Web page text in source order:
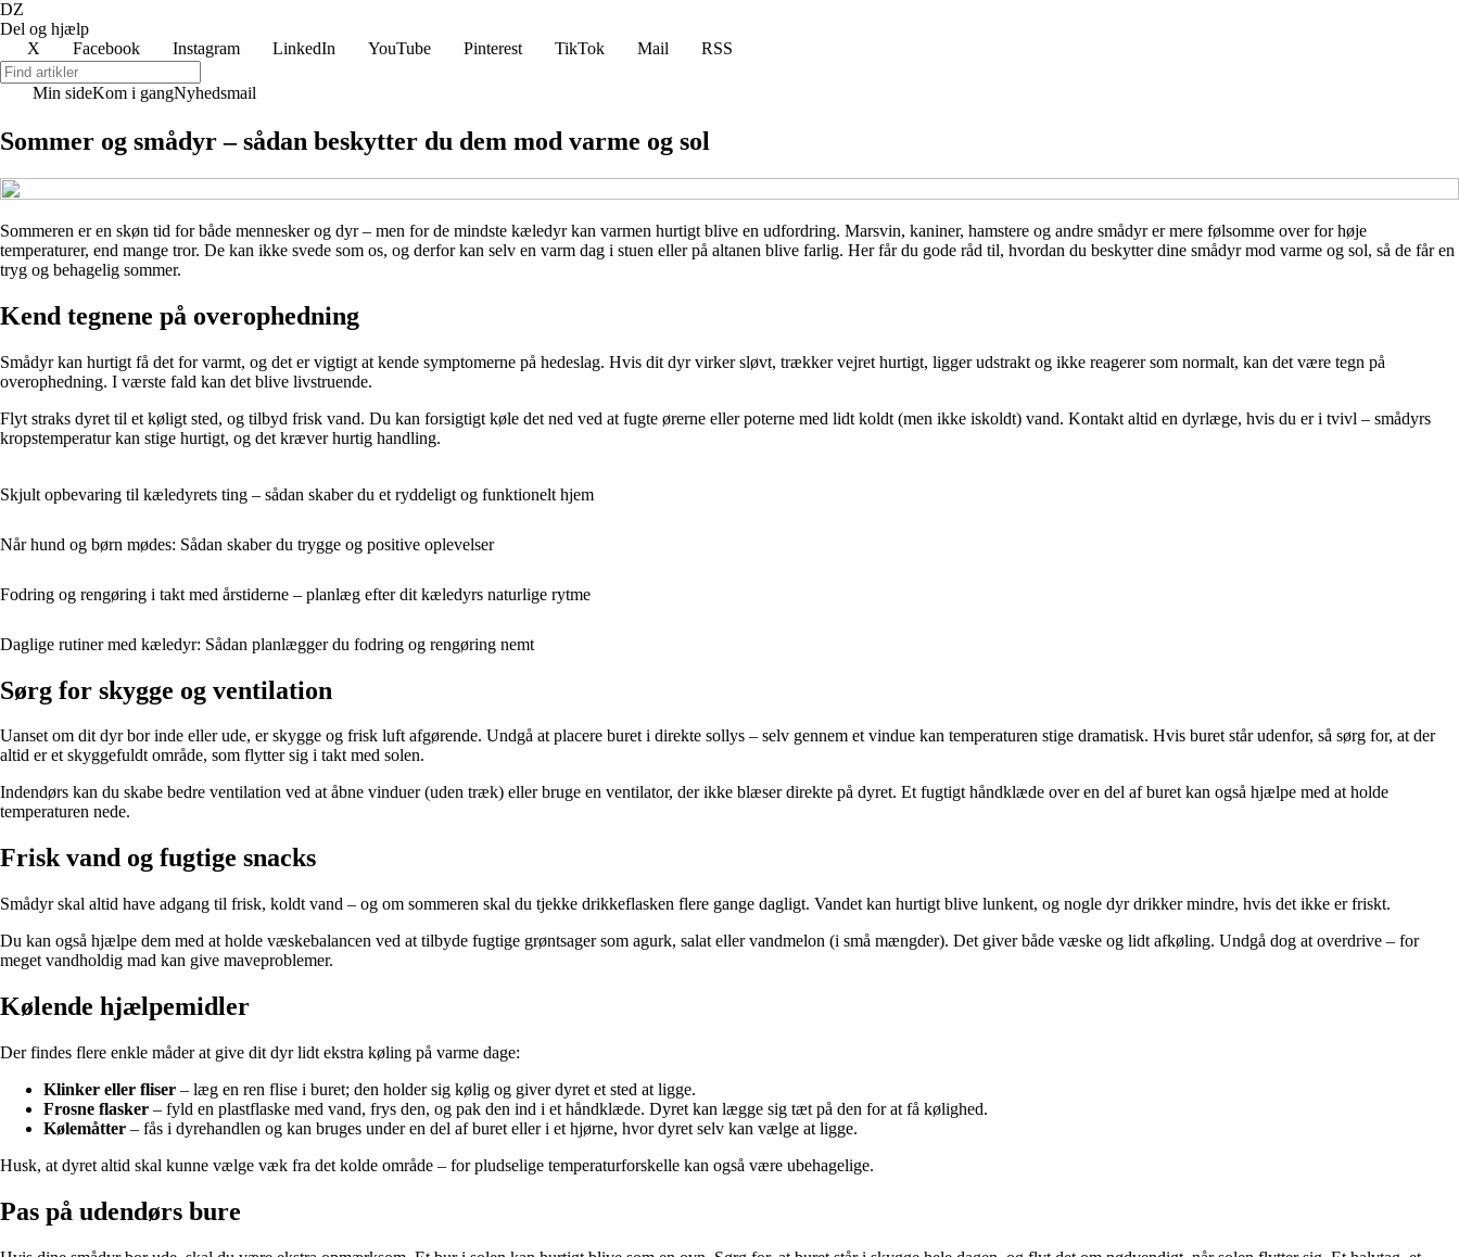
DZ
Del og hjælp
X
Facebook Instagram LinkedIn YouTube Pinterest TikTok Mail RSS
Min sideKom i gangNyhedsmail
Sommer og smådyr – sådan beskytter du dem mod varme og sol
Sommeren er en skøn tid for både mennesker og dyr – men for de mindste kæledyr kan varmen hurtigt blive en udfordring. Marsvin, kaniner, hamstere og andre smådyr er mere følsomme over for høje
temperaturer, end mange tror. De kan ikke svede som os, og derfor kan selv en varm dag i stuen eller på altanen blive farlig. Her får du gode råd til, hvordan du beskytter dine smådyr mod varme og sol, så de får en
tryg og behagelig sommer.
Kend tegnene på overophedning
Smådyr kan hurtigt få det for varmt, og det er vigtigt at kende symptomerne på hedeslag. Hvis dit dyr virker sløvt, trækker vejret hurtigt, ligger udstrakt og ikke reagerer som normalt, kan det være tegn på
overophedning. I værste fald kan det blive livstruende.
Flyt straks dyret til et køligt sted, og tilbyd frisk vand. Du kan forsigtigt køle det ned ved at fugte ørerne eller poterne med lidt koldt (men ikke iskoldt) vand. Kontakt altid en dyrlæge, hvis du er i tvivl – smådyrs
kropstemperatur kan stige hurtigt, og det kræver hurtig handling.
Skjult opbevaring til kæledyrets ting – sådan skaber du et ryddeligt og funktionelt hjem
Når hund og børn mødes: Sådan skaber du trygge og positive oplevelser
Fodring og rengøring i takt med årstiderne – planlæg efter dit kæledyrs naturlige rytme
Daglige rutiner med kæledyr: Sådan planlægger du fodring og rengøring nemt
Sørg for skygge og ventilation
Uanset om dit dyr bor inde eller ude, er skygge og frisk luft afgørende. Undgå at placere buret i direkte sollys – selv gennem et vindue kan temperaturen stige dramatisk. Hvis buret står udenfor, så sørg for, at der
altid er et skyggefuldt område, som flytter sig i takt med solen.
Indendørs kan du skabe bedre ventilation ved at åbne vinduer (uden træk) eller bruge en ventilator, der ikke blæser direkte på dyret. Et fugtigt håndklæde over en del af buret kan også hjælpe med at holde
temperaturen nede.
Frisk vand og fugtige snacks
Smådyr skal altid have adgang til frisk, koldt vand – og om sommeren skal du tjekke drikkeflasken flere gange dagligt. Vandet kan hurtigt blive lunkent, og nogle dyr drikker mindre, hvis det ikke er friskt.
Du kan også hjælpe dem med at holde væskebalancen ved at tilbyde fugtige grøntsager som agurk, salat eller vandmelon (i små mængder). Det giver både væske og lidt afkøling. Undgå dog at overdrive – for
meget vandholdig mad kan give maveproblemer.
Kølende hjælpemidler
Der findes flere enkle måder at give dit dyr lidt ekstra køling på varme dage:
Klinker eller fliser – læg en ren flise i buret; den holder sig kølig og giver dyret et sted at ligge.
Frosne flasker – fyld en plastflaske med vand, frys den, og pak den ind i et håndklæde. Dyret kan lægge sig tæt på den for at få kølighed.
Kølemåtter – fås i dyrehandlen og kan bruges under en del af buret eller i et hjørne, hvor dyret selv kan vælge at ligge.
Husk, at dyret altid skal kunne vælge væk fra det kolde område – for pludselige temperaturforskelle kan også være ubehagelige.
Pas på udendørs bure